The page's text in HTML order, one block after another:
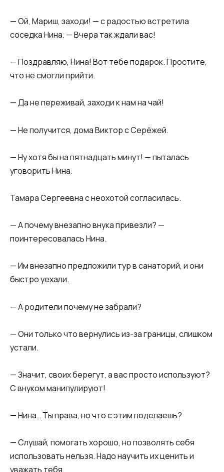
— Ой, Мариш, заходи! — с радостью встретила
соседка Нина. — Вчера так ждали вас!
— Поздравляю, Нина! Вот тебе подарок. Простите,
что не смогли прийти.
— Да не переживай, заходи к нам на чай!
— Не получится, дома Виктор с Серёжей.
— Ну хотя бы на пятнадцать минут! — пыталась
уговорить Нина.
Тамара Сергеевна с неохотой согласилась.
— А почему внезапно внука привезли? —
поинтересовалась Нина.
— Им внезапно предложили тур в санаторий, и они
быстро уехали.
— А родители почему не забрали?
— Они только что вернулись из-за границы, слишком
устали.
— Значит, своих берегут, а вас просто используют?
С внуком манипулируют!
— Нина… Ты права, но что с этим поделаешь?
— Слушай, помогать хорошо, но позволять себя
использовать нельзя. Надо научить их ценить и
уважать тебя.